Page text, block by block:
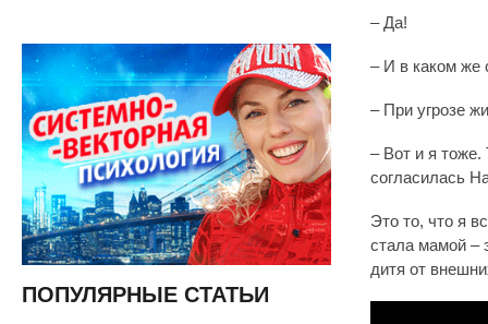
ПОПУЛЯРНЫЕ СТАТЬИ
– Да!
– И в каком же
– При угрозе
– Вот и я тоже.
согласилась
Это то, что я
стала мамой –
дитя от